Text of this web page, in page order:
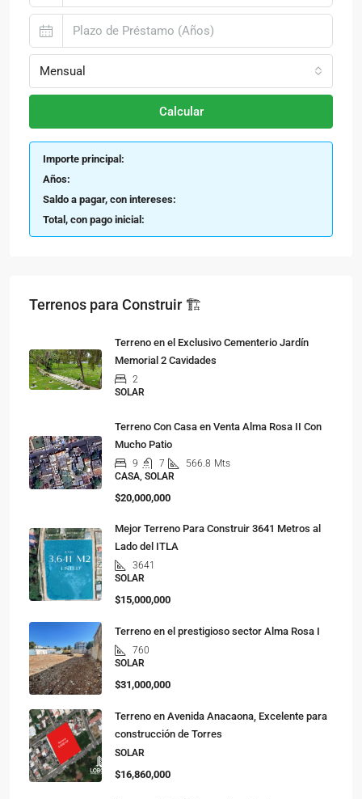
Mensual
Calcular
Importe principal:
Años:
Saldo a pagar, con intereses:
Total, con pago inicial:
Terrenos para Construir 🏗
Terreno en el Exclusivo Cementerio Jardín
Memorial 2 Cavidades
2
SOLAR
Terreno Con Casa en Venta Alma Rosa II Con
Mucho Patio
9 7 566.8 Mts
CASA, SOLAR
$20,000,000
Mejor Terreno Para Construir 3641 Metros al
Lado del ITLA
3641
SOLAR
$15,000,000
Terreno en el prestigioso sector Alma Rosa I
760
SOLAR
$31,000,000
Terreno en Avenida Anacaona, Excelente para
construcción de Torres
SOLAR
$16,860,000